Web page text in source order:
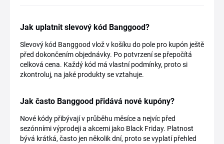
Jak uplatnit slevový kód Banggood?
Slevový kód Banggood vlož v košíku do pole pro kupón ještě
před dokončením objednávky. Po potvrzení se přepočítá
celková cena. Každý kód má vlastní podmínky, proto si
zkontroluj, na jaké produkty se vztahuje.
Jak často Banggood přidává nové kupóny?
Nové kódy přibývají v průběhu měsíce a nejvíc před
sezónními výprodeji a akcemi jako Black Friday. Platnost
bývá krátká, často jen několik dní, proto se vyplatí přehled